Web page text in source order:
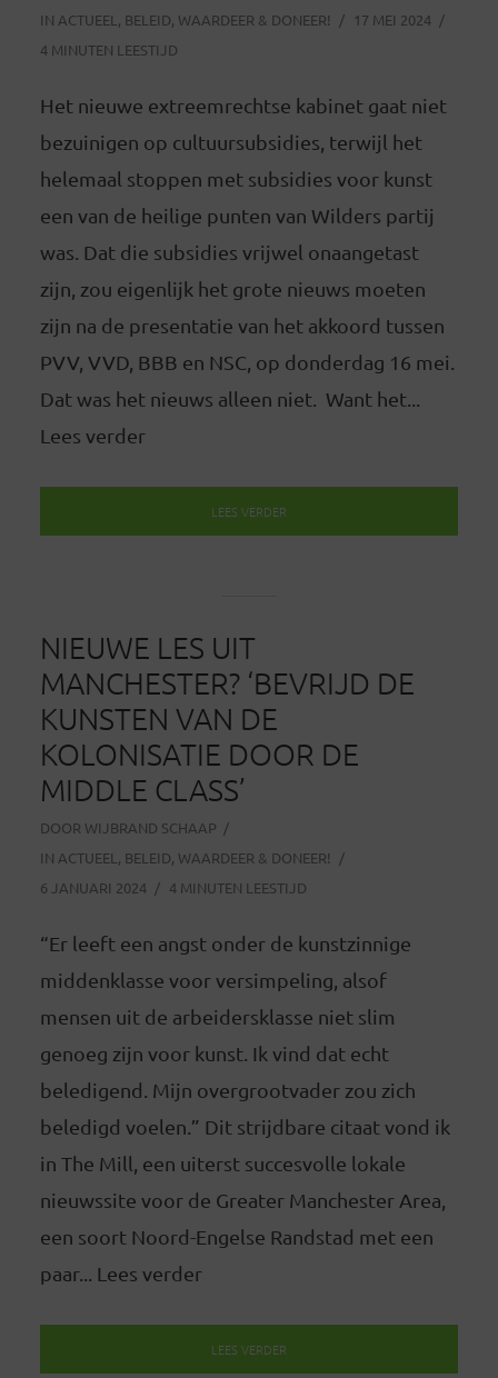
IN ACTUEEL , BELEID, WAARDEER & DONEER!
17 MEI 2024
4 MINUTEN LEESTIJD
Het nieuwe extreemrechtse kabinet gaat niet
bezuinigen op cultuursubsidies, terwijl het
helemaal stoppen met subsidies voor kunst
een van de heilige punten van Wilders partij
was. Dat die subsidies vrijwel onaangetast
zijn, zou eigenlijk het grote nieuws moeten
zijn na de presentatie van het akkoord tussen
PVV, VVD, BBB en NSC, op donderdag 16 mei.
Dat was het nieuws alleen niet. Want het...
Lees verder
LEES VERDER
NIEUWE LES UIT
MANCHESTER? ‘BEVRIJD DE
KUNSTEN VAN DE
KOLONISATIE DOOR DE
MIDDLE CLASS’
DOOR WIJBRAND SCHAAP
IN ACTUEEL , BELEID, WAARDEER & DONEER!
6 JANUARI 2024
4 MINUTEN LEESTIJD
“Er leeft een angst onder de kunstzinnige
middenklasse voor versimpeling, alsof
mensen uit de arbeidersklasse niet slim
genoeg zijn voor kunst. Ik vind dat echt
beledigend. Mijn overgrootvader zou zich
beledigd voelen.” Dit strijdbare citaat vond ik
in The Mill, een uiterst succesvolle lokale
nieuwssite voor de Greater Manchester Area,
een soort Noord-Engelse Randstad met een
paar... Lees verder
LEES VERDER